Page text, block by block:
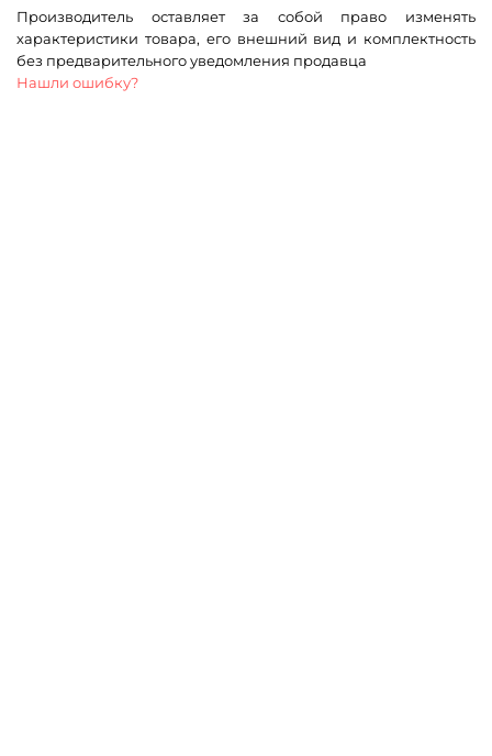
Производитель оставляет за собой право изменять
характеристики товара, его внешний вид и комплектность
без предварительного уведомления продавца
Нашли ошибку?